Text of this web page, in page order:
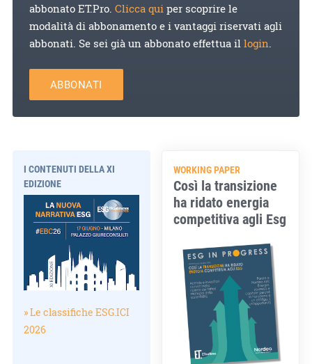
abbonato ET.Pro. Clicca quiper scoprire le
modalità di abbonamento e i vantaggi riservati agli
abbonati. Se sei già un abbonato effettua illogin.
ABBONATI
I CONTENUTI DELLA XI
EDIZIONE
» Le classifiche ESG.ICI
2026
WORKING PAPER
Così la transizione
ha ridato energia
competitiva agli Esg